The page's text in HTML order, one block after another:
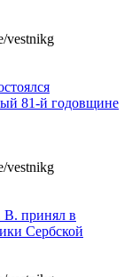
vestnikg
81-й годовщине
vestnikg
принял в
Сербской